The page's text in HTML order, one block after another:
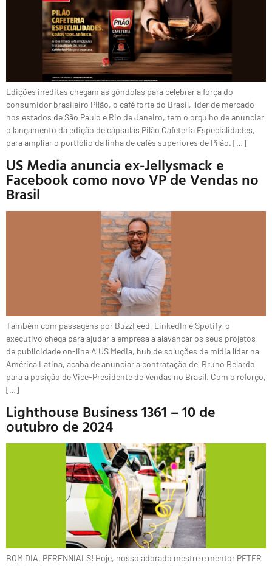
Edições inéditas chegam às gôndolas para celebrar a força do
consumidor brasileiro Pilão, o café forte do Brasil, líder de mercado
nos estados de São Paulo e Rio de Janeiro, tem o orgulho de anunciar
o lançamento da edição de cápsulas Pilão Cafeteria Especialidades,
para ampliar o portfólio da linha de cafés superiores de Pilão. […]
US Media anuncia ex-Jellysmack e
Facebook como novo VP de Vendas no
Brasil
Também com passagens por BuzzFeed, LinkedIn e Spotify, o
executivo chega para ajudar a empresa a alavancar os seus projetos
de publicidade on-line A US Media, hub de soluções de mídia líder na
América Latina, acaba de anunciar a contratação de Bruno Belardo
para a posição de Vice-Presidente de Vendas no Brasil. Com o reforço,
[…]
Lighthouse Business 1361 – 10 de
outubro de 2024
BOM DIA, PERENNIALS! Hoje, nosso adorado mestre e mentor PETER